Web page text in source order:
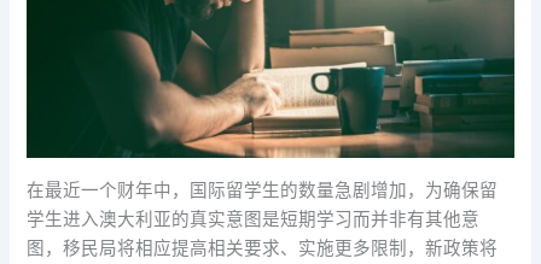
在最近一个财年中，国际留学生的数量急剧增加，为确保留
学生进入澳大利亚的真实意图是短期学习而并非有其他意
图，移民局将相应提高相关要求、实施更多限制，新政策将